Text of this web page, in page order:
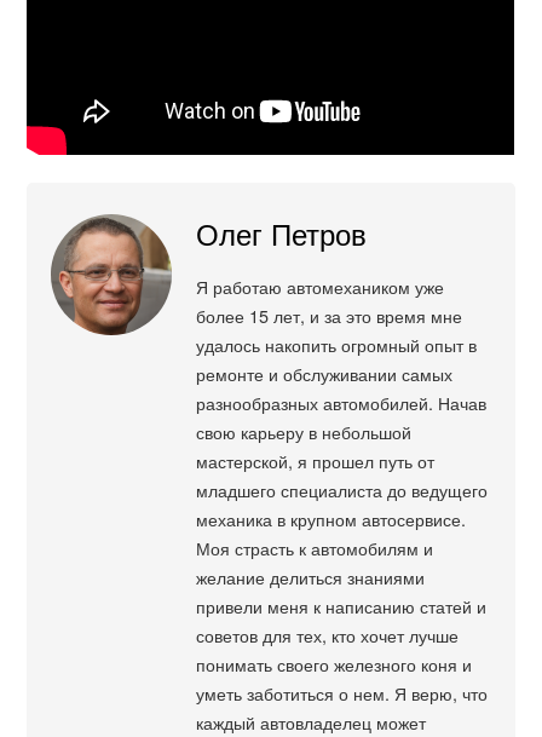
Олег Петров
Я работаю автомехаником уже
более 15 лет, и за это время мне
удалось накопить огромный опыт в
ремонте и обслуживании самых
разнообразных автомобилей. Начав
свою карьеру в небольшой
мастерской, я прошел путь от
младшего специалиста до ведущего
механика в крупном автосервисе.
Моя страсть к автомобилям и
желание делиться знаниями
привели меня к написанию статей и
советов для тех, кто хочет лучше
понимать своего железного коня и
уметь заботиться о нем. Я верю, что
каждый автовладелец может